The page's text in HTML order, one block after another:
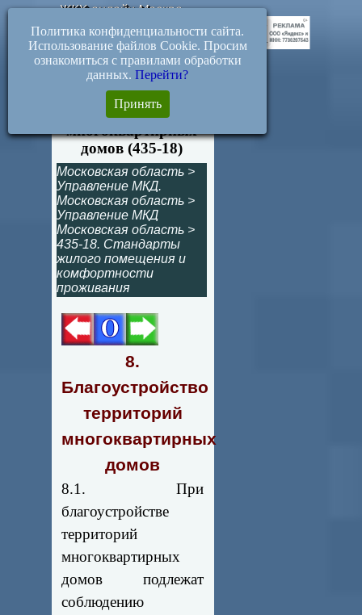
ЖКХ-онлайн.Москва
8. Благоустройство
территорий
многоквартирных
домов (435-18)
Московская область >
Управление МКД.
Московская область >
Управление МКД
Московская область >
435-18. Стандарты
жилого помещения и
комфортности
проживания
8.
Благоустройство
территорий
многоквартирных
домов
8.1. При
благоустройстве
территорий
многоквартирных
домов подлежат
соблюдению
Политика конфиденциальности сайта.
Использование файлов Cookie. Просим
ознакомиться с правилами обработки
данных. Перейти?
Принять